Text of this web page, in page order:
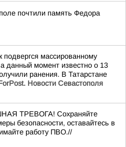
почтили память Федора
массированному
данный момент известно о 13
ранения. В Татарстане
Новости Севастополя
ТРЕВОГА! Сохраняйте
безопасности, оставайтесь в
работу ПВО.//